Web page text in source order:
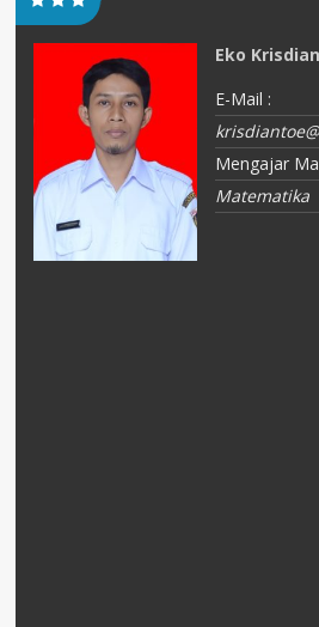
Eko
E-Mail :
Mengajar
Matematika